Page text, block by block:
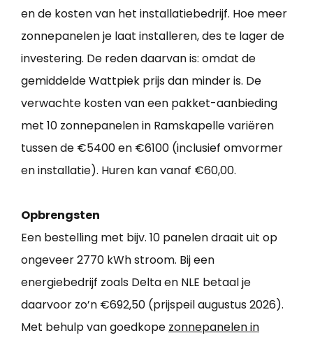
en de kosten van het installatiebedrijf. Hoe meer
zonnepanelen je laat installeren, des te lager de
investering. De reden daarvan is: omdat de
gemiddelde Wattpiek prijs dan minder is. De
verwachte kosten van een pakket-aanbieding
met 10 zonnepanelen in Ramskapelle variëren
tussen de €5400 en €6100 (inclusief omvormer
en installatie). Huren kan vanaf €60,00.
Opbrengsten
Een bestelling met bijv. 10 panelen draait uit op
ongeveer 2770 kWh stroom. Bij een
energiebedrijf zoals Delta en NLE betaal je
daarvoor zo’n €692,50 (prijspeil augustus 2026).
Met behulp van goedkope zonnepanelen in